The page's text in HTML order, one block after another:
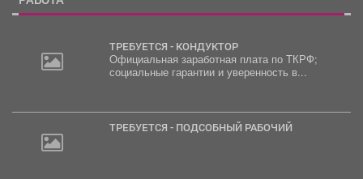
ТРЕБУЕТСЯ - КОНДУКТОР
Официальная заработная плата по ТКРФ;
социальные гарантии и уверенность в...
ТРЕБУЕТСЯ - ПОДСОБНЫЙ РАБОЧИЙ